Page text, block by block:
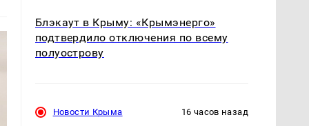
Блэкаут в Крыму: «Крымэнерго»
подтвердило отключения по всему
полуострову
Новости Крыма 16 часов назад